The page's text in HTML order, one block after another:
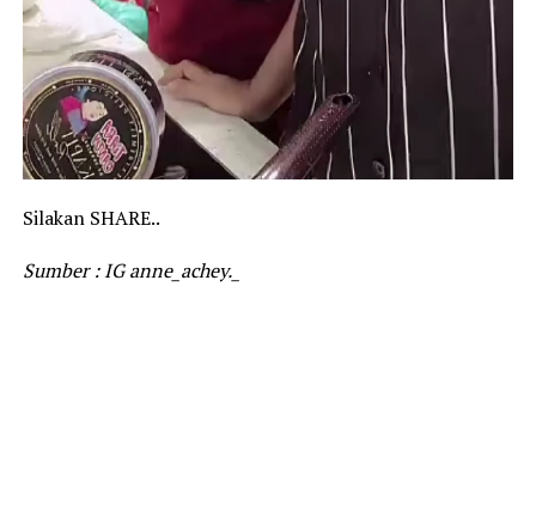
Silakan SHARE..
Sumber : IG anne_achey._